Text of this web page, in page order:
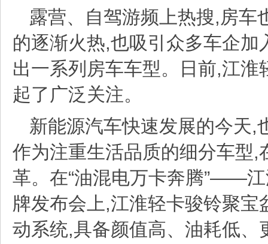
露营、自驾游频上热搜,房车
的逐渐火热,也吸引众多车企
出一系列房车车型。日前,江淮
起了广泛关注。
新能源汽车快速发展的今天,
作为注重生活品质的细分车型
革。在“油混电万卡奔腾”——
牌发布会上,江淮轻卡骏铃聚宝
动系统,具备颜值高、油耗低、